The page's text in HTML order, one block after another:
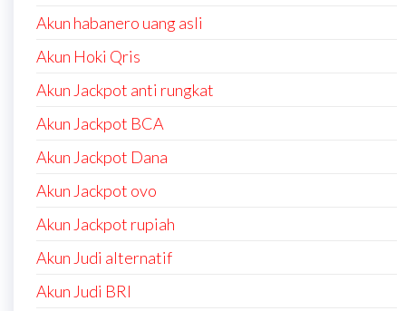
Akun habanero uang asli
Akun Hoki Qris
Akun Jackpot anti rungkat
Akun Jackpot BCA
Akun Jackpot Dana
Akun Jackpot ovo
Akun Jackpot rupiah
Akun Judi alternatif
Akun Judi BRI